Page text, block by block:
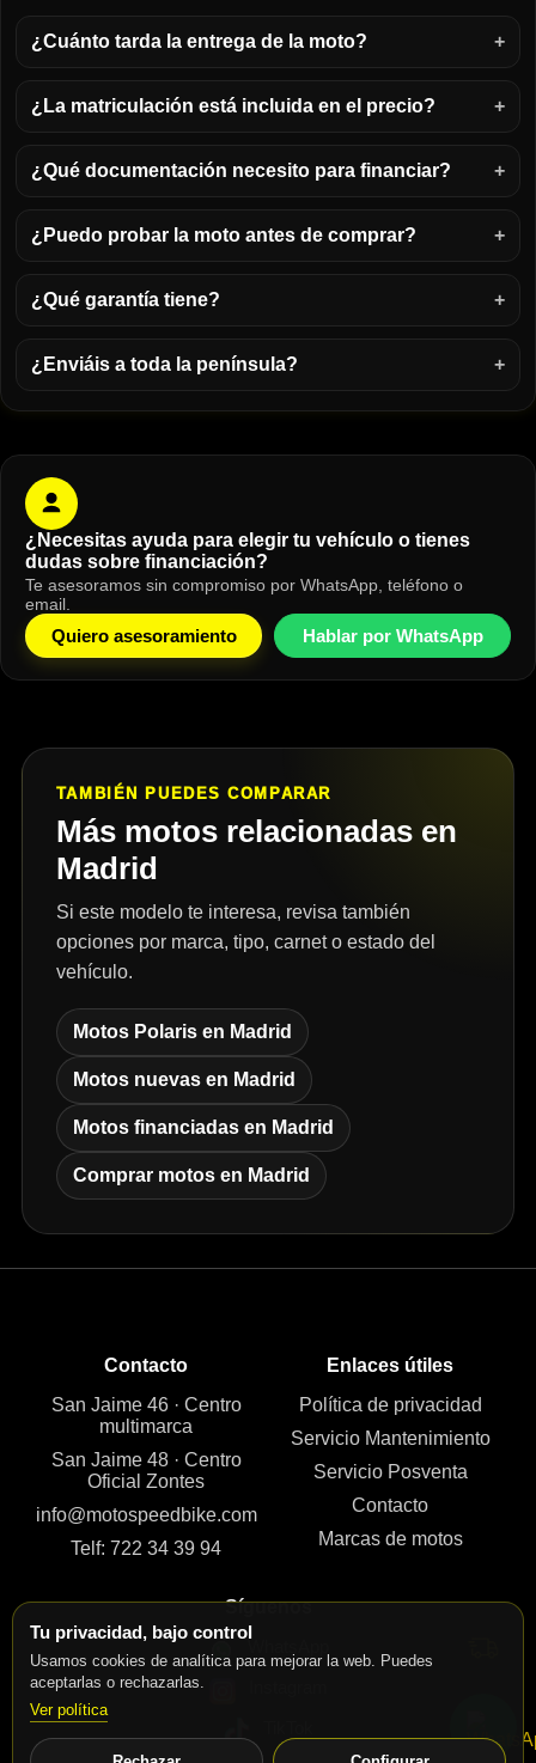
Tu privacidad, bajo control
Usamos cookies de analítica para mejorar la web. Puedes
aceptarlas o rechazarlas.
Ver política
¿Cuánto tarda la entrega de la moto?
¿La matriculación está incluida en el precio?
¿Qué documentación necesito para financiar?
¿Puedo probar la moto antes de comprar?
¿Qué garantía tiene?
¿Enviáis a toda la península?
¿Necesitas ayuda para elegir tu vehículo o tienes
dudas sobre financiación?
Te asesoramos sin compromiso por WhatsApp, teléfono o
email.
Quiero asesoramiento Hablar por WhatsApp
TAMBIÉN PUEDES COMPARAR
Más motos relacionadas en
Madrid
Si este modelo te interesa, revisa también
opciones por marca, tipo, carnet o estado del
vehículo.
Motos Polaris en Madrid
Motos nuevas en Madrid
Motos financiadas en Madrid
Comprar motos en Madrid
Contacto
San Jaime 46 · Centro
multimarca
San Jaime 48 · Centro
Oficial Zontes
info@motospeedbike.com
Telf: 722 34 39 94
Enlaces útiles
Política de privacidad
Servicio Mantenimiento
Servicio Posventa
Contacto
Marcas de motos
Síguenos